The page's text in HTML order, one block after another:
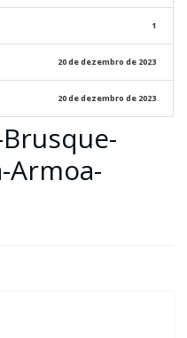
1
20 de dezembro de 2023
20 de dezembro de 2023
Armoa-